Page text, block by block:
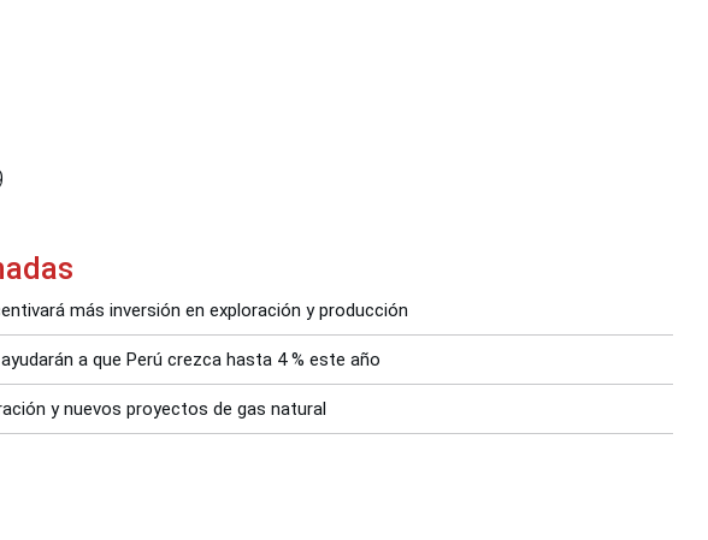
más inversión en exploración y producción
a que Perú crezca hasta 4 % este año
y nuevos proyectos de gas natural